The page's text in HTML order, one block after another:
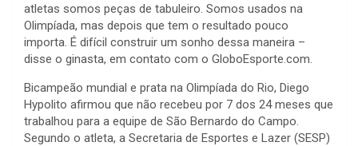
atletas somos peças de tabuleiro. Somos usados na
Olimpíada, mas depois que tem o resultado pouco
importa. É difícil construir um sonho dessa maneira –
disse o ginasta, em contato com o GloboEsporte.com.
Bicampeão mundial e prata na Olimpíada do Rio, Diego
Hypolito afirmou que não recebeu por 7 dos 24 meses que
trabalhou para a equipe de São Bernardo do Campo.
Segundo o atleta, a Secretaria de Esportes e Lazer (SESP)